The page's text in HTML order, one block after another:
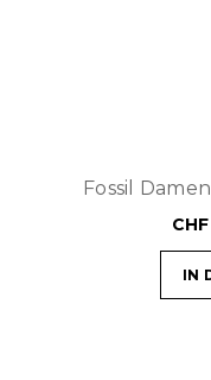
Fossil
CHF
IN